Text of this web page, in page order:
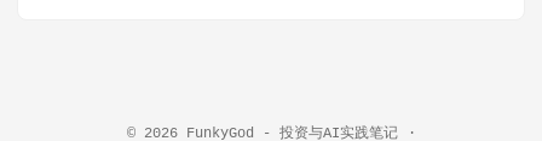
© 2026 FunkyGod - 投资与AI实践笔记 ·